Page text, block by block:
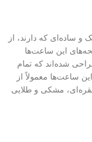
ساده‌ای که دارند، از
این ساعت‌ها
شده‌اند که تمام
ساعت‌ها معمولاً از
مشکی و طلایی